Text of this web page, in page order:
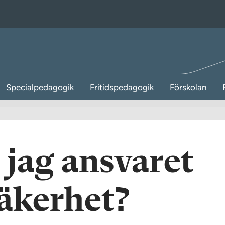
Specialpedagogik Fritidspedagogik Förskolan
ansvaret